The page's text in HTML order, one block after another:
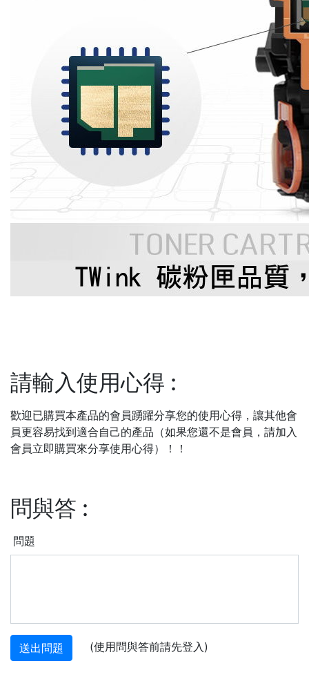
請輸入使用心得 :
歡迎已購買本產品的會員踴躍分享您的使用心得，讓其他會
員更容易找到適合自己的產品（如果您還不是會員，請加入
會員立即購買來分享使用心得）！！
問與答 :
問題
送出問題 (使用問與答前請先登入)